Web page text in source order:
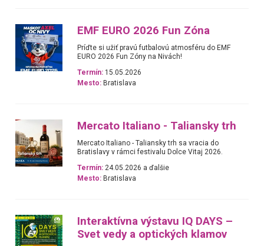
EMF EURO 2026 Fun Zóna
Príďte si užiť pravú futbalovú atmosféru do EMF
EURO 2026 Fun Zóny na Nivách!
Termín: 15.05.2026
Mesto: Bratislava
Mercato Italiano - Taliansky trh
Mercato Italiano - Taliansky trh sa vracia do
Bratislavy v rámci festivalu Dolce Vitaj 2026.
Termín: 24.05.2026 a ďalšie
Mesto: Bratislava
Interaktívna výstavu IQ DAYS –
Svet vedy a optických klamov